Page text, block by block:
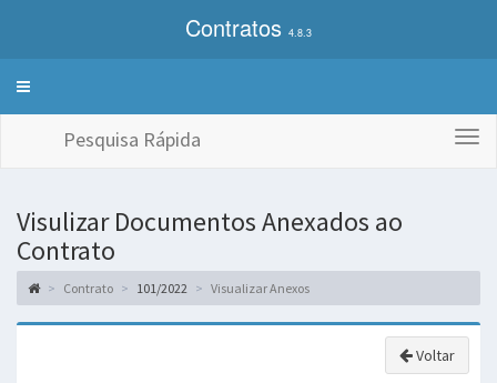
Contratos 4.8.3
Alterna
Pesquisa Rápida
Visulizar Documentos Anexados ao
Contrato
Contrato 101/2022 Visualizar Anexos
Voltar